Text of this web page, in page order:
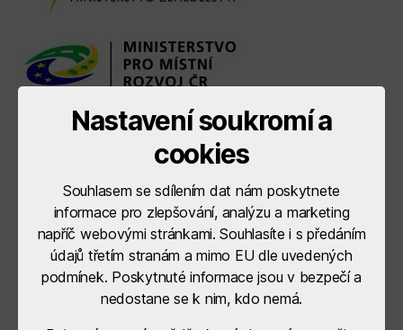
Nastavení soukromí a
cookies
Souhlasem se sdílením dat nám poskytnete
informace pro zlepšování, analýzu a marketing
napříč webovými stránkami. Souhlasíte i s předáním
údajů třetím stranám a mimo EU dle uvedených
podmínek. Poskytnuté informace jsou v bezpečí a
nedostane se k nim, kdo nemá.